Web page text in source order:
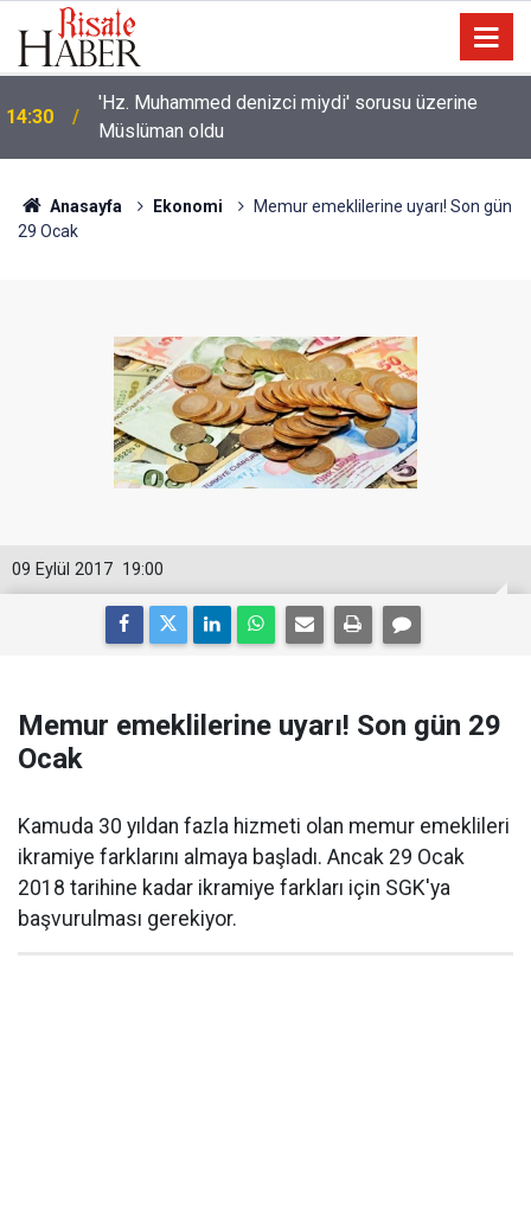
13:40
Bilim insanlarından hafıza keşfi: Unutulan anılar geri
getirilebilir mi?
Anasayfa Ekonomi
Memur emeklilerine uyarı! Son gün
29 Ocak
19:00
09 Eylül 2017
Memur emeklilerine uyarı! Son gün 29
Ocak
Kamuda 30 yıldan fazla hizmeti olan memur emeklileri
ikramiye farklarını almaya başladı. Ancak 29 Ocak
2018 tarihine kadar ikramiye farkları için SGK'ya
başvurulması gerekiyor.